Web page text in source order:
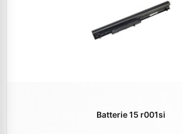
Batterie 15 r001si